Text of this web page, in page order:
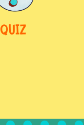
QUIZ